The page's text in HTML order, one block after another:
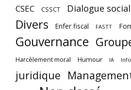
CSEC CSSCT Dialogue social
Divers Enfer fiscal FASTT
Gouvernance
Harcèlement moral Humour IA
juridique